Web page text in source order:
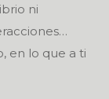
ni
en lo que a ti